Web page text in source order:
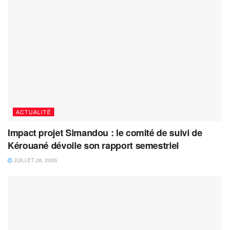
ACTUALITÉ
Impact projet Simandou : le comité de suivi de
Kérouané dévoile son rapport semestriel
JUILLET 28, 2026